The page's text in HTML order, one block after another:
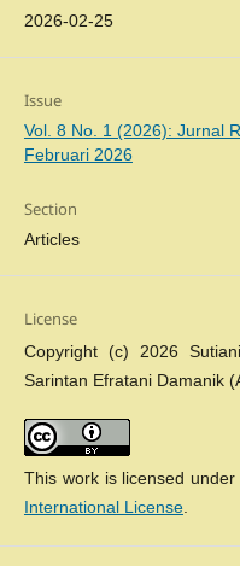
2026-02-25
Issue
Vol. 8 No. 1 (2026): Jurnal
Februari 2026
Section
Articles
License
Copyright (c) 2026
Sarintan Efratani Damanik
This work is licensed under
International License.